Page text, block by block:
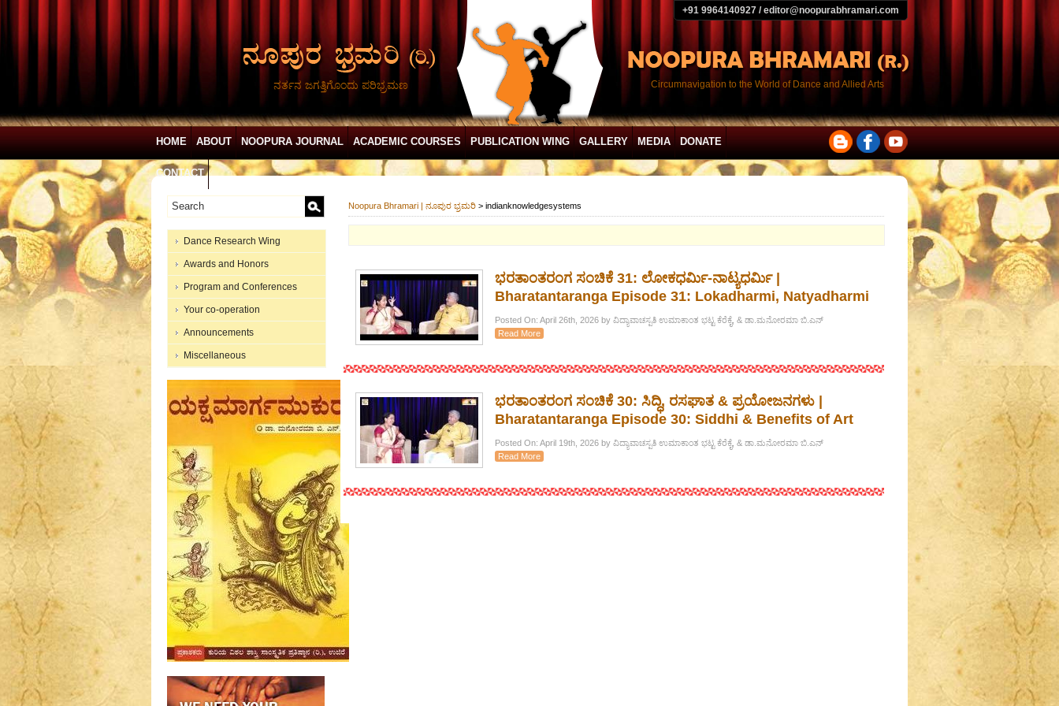
+91 9964140927 / editor@noopurabhramari.com
ನರ್ತನ ಜಗತ್ತಿಗೊಂದು ಪರಿಭ್ರಮಣ Circumnavigation to the World of Dance and Allied Arts
HOME ABOUT NOOPURA JOURNAL ACADEMIC COURSES PUBLICATION WING GALLERY MEDIA DONATE
CONTACT
Dance Research Wing
Awards and Honors
Program and Conferences
Your co-operation
Announcements
Miscellaneous
Noopura Bhramari | ನೂಪುರ ಭ್ರಮರಿ > indianknowledgesystems
ಭರತಾಂತರಂಗ ಸಂಚಿಕೆ 31: ಲೋಕಧರ್ಮಿ-ನಾಟ್ಯಧರ್ಮಿ |
Bharatantaranga Episode 31: Lokadharmi, Natyadharmi
Posted On: April 26th, 2026 by ವಿದ್ಯಾವಾಚಸ್ಪತಿ ಉಮಾಕಾಂತ ಭಟ್ಟ ಕೆರೆಕೈ, & ಡಾ.ಮನೋರಮಾ ಬಿ.ಎನ್
Read More
ಭರತಾಂತರಂಗ ಸಂಚಿಕೆ 30: ಸಿದ್ಧಿ, ರಸಘಾತ & ಪ್ರಯೋಜನಗಳು |
Bharatantaranga Episode 30: Siddhi & Benefits of Art
Posted On: April 19th, 2026 by ವಿದ್ಯಾವಾಚಸ್ಪತಿ ಉಮಾಕಾಂತ ಭಟ್ಟ ಕೆರೆಕೈ, & ಡಾ.ಮನೋರಮಾ ಬಿ.ಎನ್
Read More